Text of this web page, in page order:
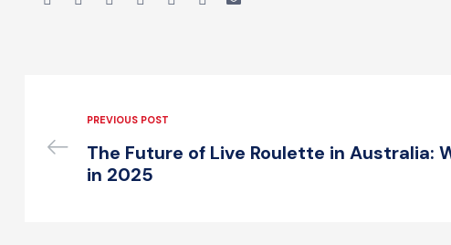
PREVIOUS POST
The Future of Live Roulette in Australia:
in 2025